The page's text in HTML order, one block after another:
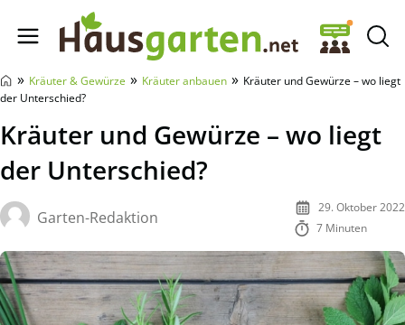
Hausgarten.net
» Kräuter & Gewürze » Kräuter anbauen » Kräuter und Gewürze – wo liegt
der Unterschied?
Kräuter und Gewürze – wo liegt
der Unterschied?
Garten-Redaktion
29. Oktober 2022
7 Minuten